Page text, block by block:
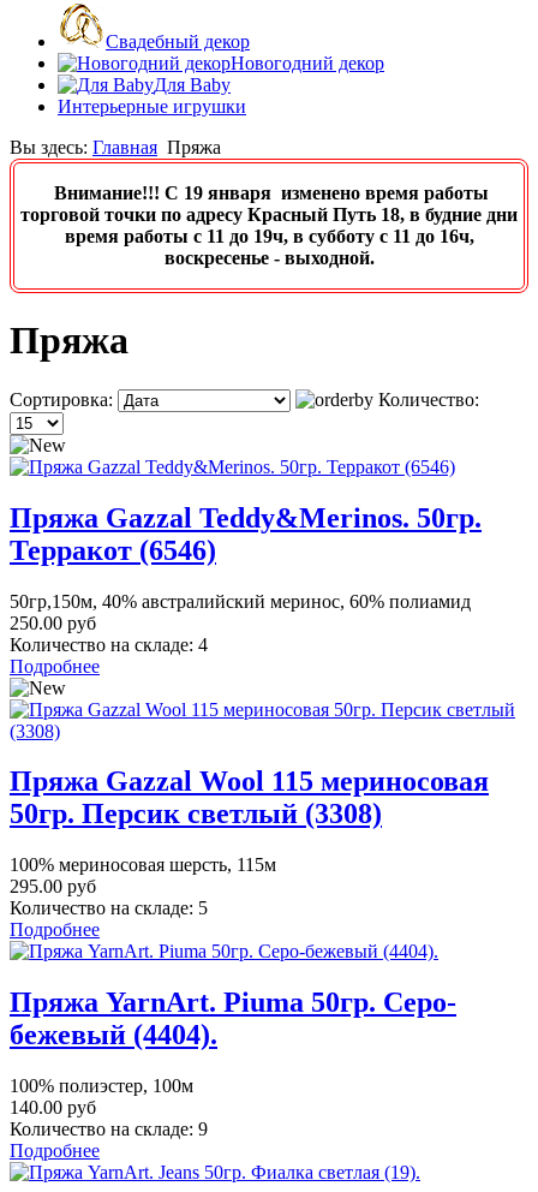
Свадебный декор
Новогодний декор
Для Baby
Интерьерные игрушки
Вы здесь: Главная Пряжа
Внимание!!! C 19 января изменено время работы
торговой точки по адресу Красный Путь 18, в будние дни
время работы с 11 до 19ч, в субботу с 11 до 16ч,
воскресенье - выходной.
Пряжа
Сортировка: Количество:
Пряжа Gazzal Teddy&Merinos. 50гр.
Терракот (6546)
50гр,150м, 40% австралийский меринос, 60% полиамид
250.00 руб
Количество на складе: 4
Подробнее
Пряжа Gazzal Wool 115 мериносовая
50гр. Персик светлый (3308)
100% мериносовая шерсть, 115м
295.00 руб
Количество на складе: 5
Подробнее
Пряжа YarnArt. Piuma 50гр. Серо-
бежевый (4404).
100% полиэстер, 100м
140.00 руб
Количество на складе: 9
Подробнее